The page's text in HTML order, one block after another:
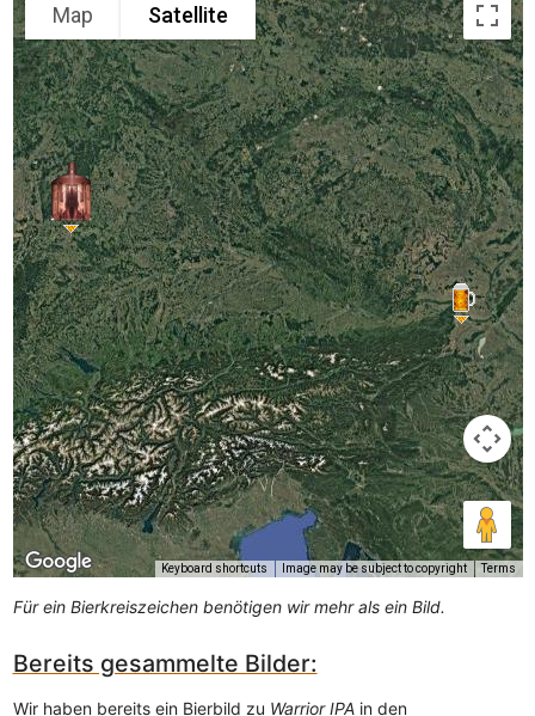
Map Satellite
Keyboard shortcuts Image may be subject to copyright Terms
Für ein Bierkreiszeichen benötigen wir mehr als ein Bild.
Bereits gesammelte Bilder:
Wir haben bereits ein Bierbild zu Warrior IPAin den